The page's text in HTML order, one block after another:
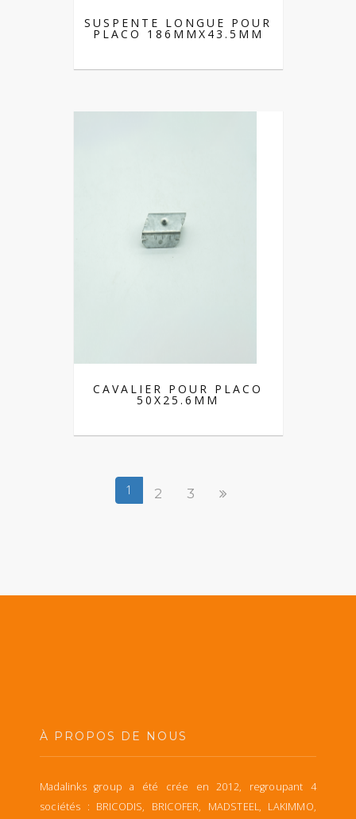
SUSPENTE LONGUE POUR
PLACO 186MMX43.5MM
CAVALIER POUR PLACO
50X25.6MM
1 2 3
À PROPOS DE NOUS
Madalinks group a été crée en 2012, regroupant 4
sociétés : BRICODIS, BRICOFER, MADSTEEL, LAKIMMO,